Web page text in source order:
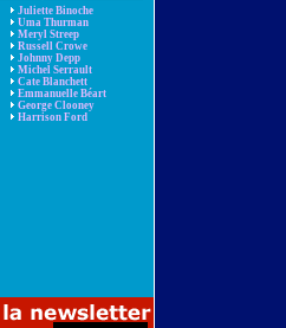
Juliette Binoche
Uma Thurman
Meryl Streep
Russell Crowe
Johnny Depp
Michel Serrault
Cate Blanchett
Emmanuelle Béart
George Clooney
Harrison Ford